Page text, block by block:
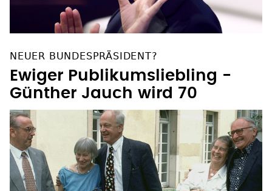
NEUER BUNDESPRÄSIDENT?
Ewiger Publikumsliebling -
Günther Jauch wird 70